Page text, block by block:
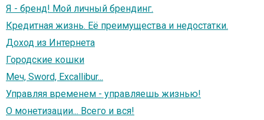
Я - бренд! Мой личный брендинг.
Кредитная жизнь. Её преимущества и недостатки.
Доход из Интернета
Городские кошки
Меч, Sword, Еxcallibur...
Управляя временем - управляешь жизнью!
О монетизации... Всего и вся!